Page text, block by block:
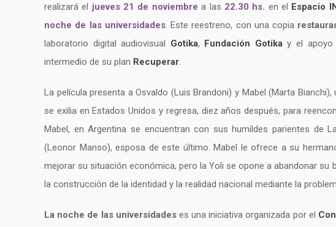
realizará el jueves 21 de noviembre a las 22.30 hs. en el Espacio
noche de las universidades. Este reestreno, con una copia
laboratorio digital audiovisual Gotika, Fundación Gotikay el apoyo
intermedio de su plan Recuperar.
La película presenta a Osvaldo (Luis Brandoni) y Mabel (Marta
se exilia en Estados Unidos y regresa, diez años después, para
Mabel, en Argentina se encuentran con sus humildes parientes de
(Leonor Manso), esposa de este último. Mabel le ofrece a su
mejorar su situación económica, pero la Yoli se opone a abandonar
la construcción de la identidad y la realidad nacional mediante la
La noche de las universidadeses una iniciativa organizada por el